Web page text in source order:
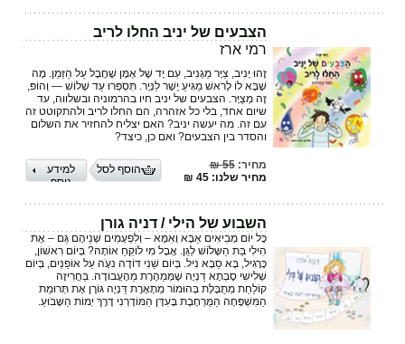
הצבעים של יניב החלו לריב
רמי ארז
זֶהוּ יָנִיב, צַיָּר מַגְנִיב, עִם יָד שֶׁל אָמָּן שֶׁחֲבָל עַל הַזְּמַן. מָה
שֶׁבָּא לוֹ לָרֹאשׁ מַגִּיעַ יָשָׁר לַנְּיָר. תִּסְפְּרוּ עַד שָׁלוֹשׁ — וְהוֹפּ,
זֶה מְצֻיָּר. הצבעים של יניב חיו בהרמוניה ובשלווה, עד
שיום אחד, בלי כל אזהרה, הם החלו לריב ולהתקוטט זה
עם זה. מה יעשה יניב? האם יצליח להחזיר את השלום
והסדר בין הצבעים? ואם כן, כיצד?
מחיר:55 ₪
מחיר שלנו: 45 ₪
למידע
נוסף
הוסף לסל
השבוע של הילי / דניה גורן
כָּל יוֹם מְבִיאִים אַבָּא וְאִמָּא – וְלִפְעָמִים שְׁנֵיהֶם גַּם – אֶת
הִילִי בַּת הַשָּלׁוֹשׁ לַגַּן. אֲבָל מִי לוֹקֵחַ אוֹתָהּ? בְּיוֹם רִאשׁוֹן,
כָּרָגִיל, בָּא סַבָּא נִיל. בְּיוֹם שֵׁנִי דּוֹדָה נעָֹה עַל אוֹפַנַּיִם, בְּיוֹם
שְׁלִישִׁי סָבְתָא דַּנְיָה שֶׁמְּמַהֶרֶת מֵהָעֲבוֹדָה. בַּחֲרִיזָה
קוֹלַחַת מְתֻבֶּלֶת בְּהוּמוֹר מְתָאֶרֶת דַּנְיָה גּוֹרֶן אֶת תְּרוּמַת
הַמִּשְׁפָּחָה הַמֻּרְחֶבֶת בָּעִדָּן הַמּוֹדֶרְנִי דֶּרֶךְ יְמוֹת הַשָּבׁוּעַ.